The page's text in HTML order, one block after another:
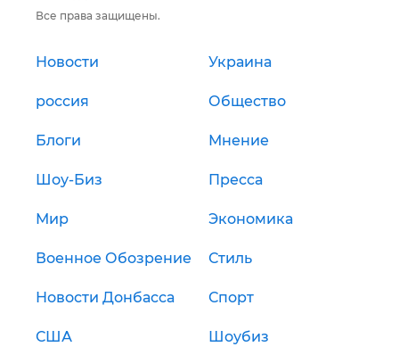
Все права защищены.
Новости Украина
россия Общество
Блоги Мнение
Шоу-Биз Пресса
Мир Экономика
Военное Обозрение Стиль
Новости Донбасса Спорт
США Шоубиз